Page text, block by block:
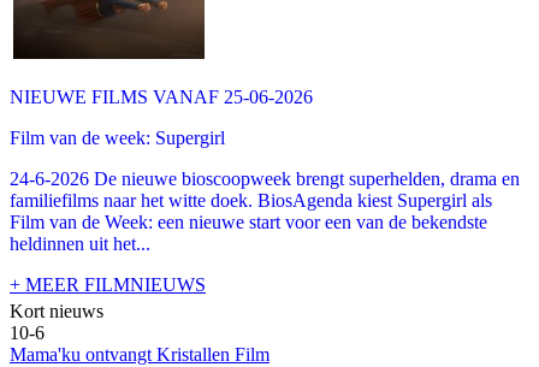
NIEUWE FILMS VANAF 25-06-2026
Film van de week: Supergirl
24-6-2026 De nieuwe bioscoopweek brengt superhelden, drama en
familiefilms naar het witte doek. BiosAgenda kiest Supergirl als
Film van de Week: een nieuwe start voor een van de bekendste
heldinnen uit het...
+ MEER FILMNIEUWS
Kort nieuws
10-6
Mama'ku ontvangt Kristallen Film